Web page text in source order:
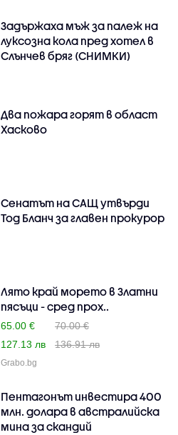
Задържаха мъж за палеж на
луксозна кола пред хотел в
Слънчев бряг (СНИМКИ)
Два пожара горят в област
Хасково
Сенатът на САЩ утвърди
Тод Бланч за главен прокурор
Лято край морето в Златни
пясъци - сред прох..
65.00 €
70.00 €
127.13 лв
136.91 лв
Grabo.bg
Пентагонът инвестира 400
млн. долара в австралийска
мина за скандий